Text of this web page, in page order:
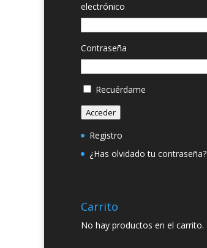
electrónico
Contraseña
Recuérdame
Acceder
Registro
¿Has olvidado tu contraseña?
Carrito
No hay productos en el carrito.